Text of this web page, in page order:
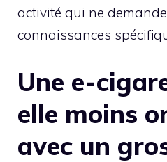
activité qui ne
connaissances
Une e-
elle moins
avec un